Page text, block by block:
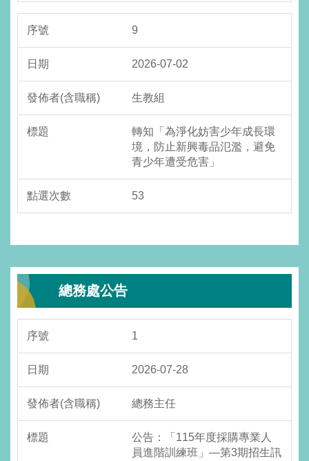
9
2026-07-02
生教組
轉知「為淨化妨害少年成長環
境，防止新興毒品氾濫，避免
青少年遭受危害」
53
總務處公告
1
2026-07-28
總務主任
公告：「115年度採購專業人
員進階訓練班」—第3期招生訊